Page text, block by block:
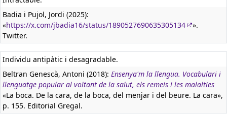
Badia i Pujol, Jordi (2025):
«https://x.com/jbadia16/status/1890527690635305134
».
Twitter.
Individu antipàtic i desagradable.
Beltran Genescà, Antoni (2018): Ensenya'm la llengua. Vocabulari i
llenguatge popular al voltant de la salut, els remeis i les malalties
«La boca. De la cara, de la boca, del menjar i del beure. La cara»,
p. 155. Editorial Gregal.